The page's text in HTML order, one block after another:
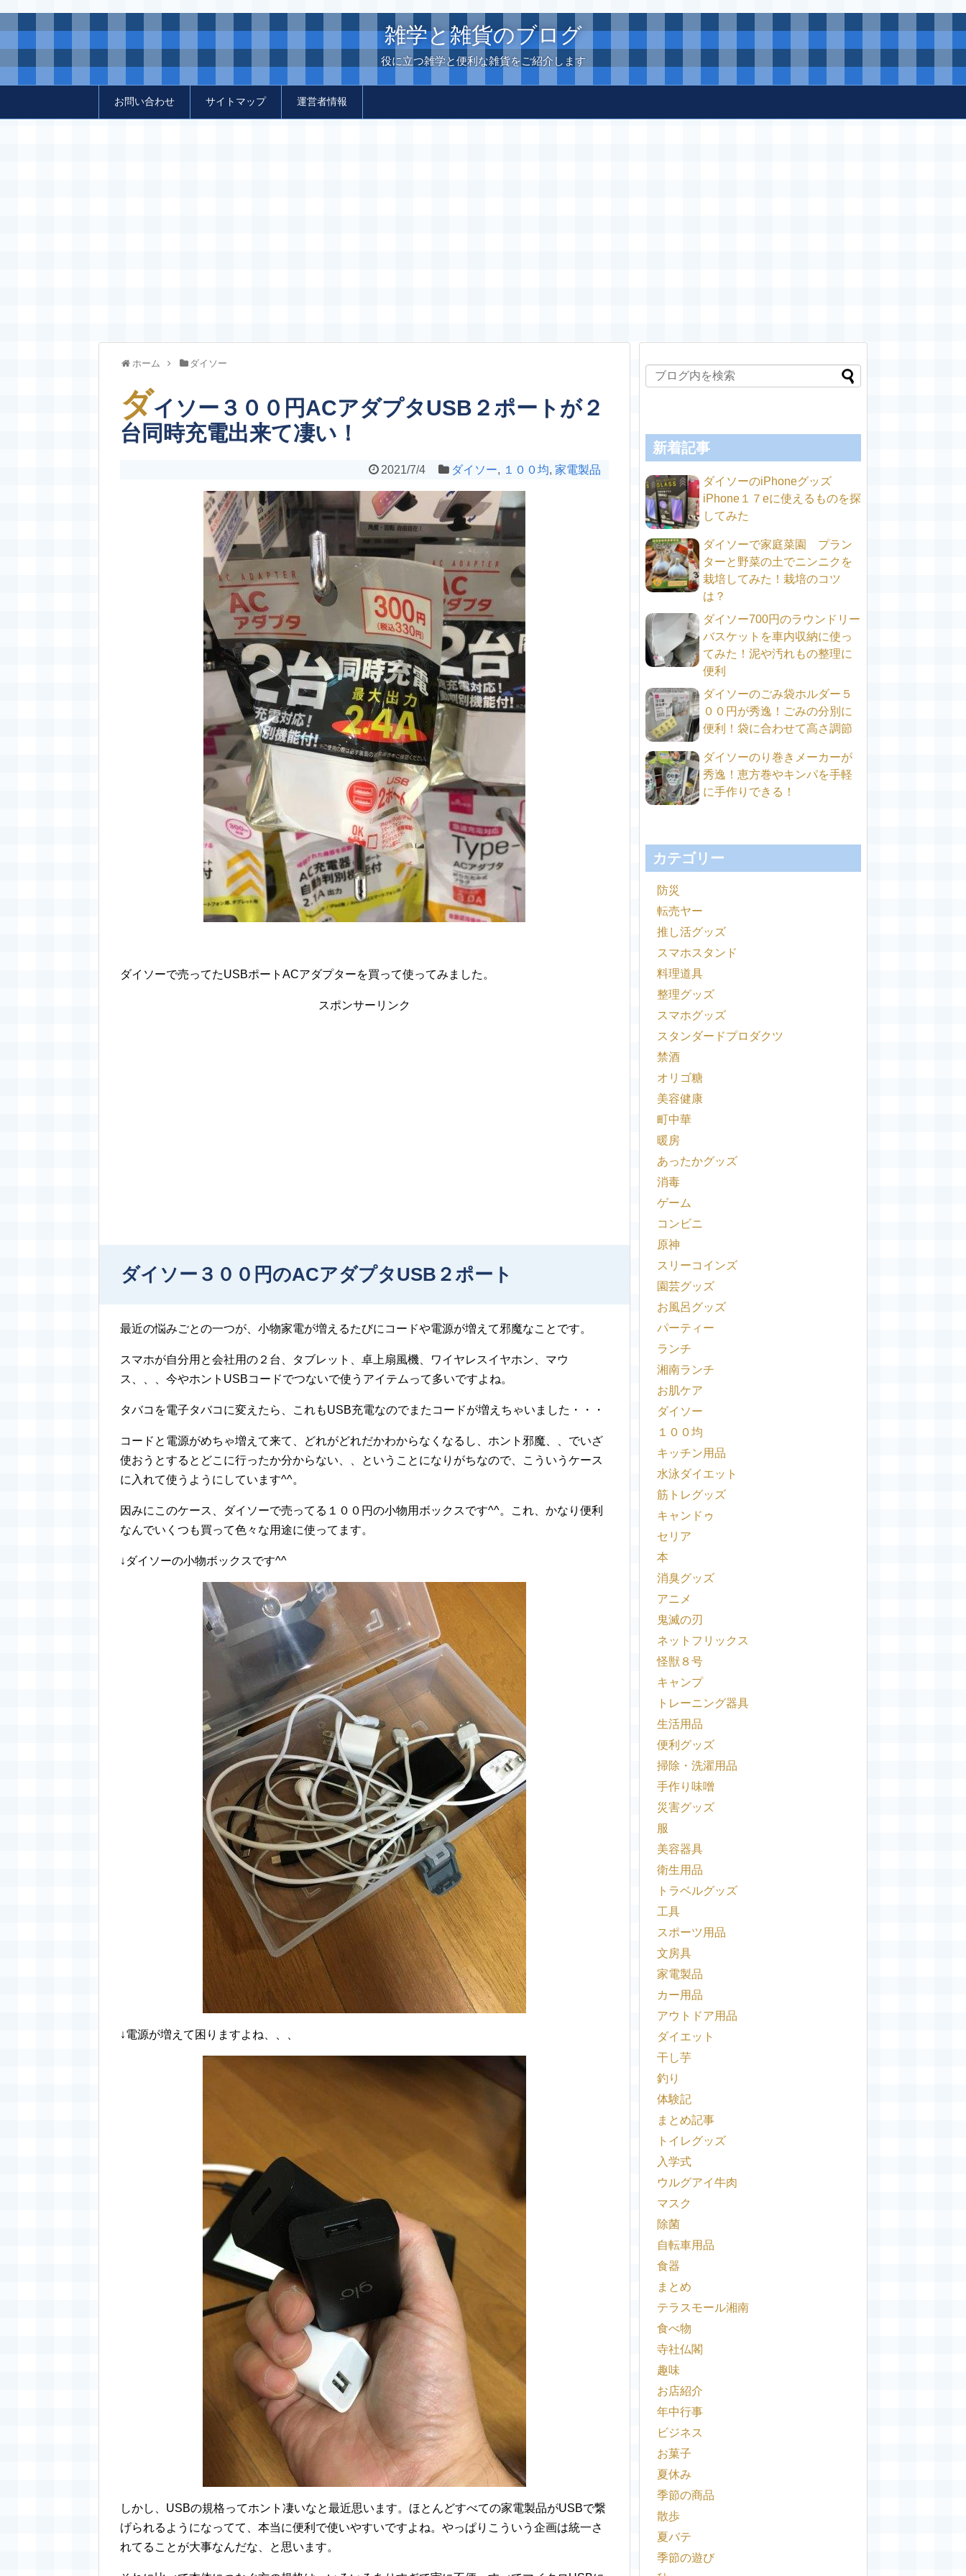
雑学と雑貨のブログ
役に立つ雑学と便利な雑貨をご紹介します
お問い合わせ サイトマップ 運営者情報
ホーム ダイソー
ダイソー３００円ACアダプタUSB２ポートが２
台同時充電出来て凄い！
2021/7/4 ダイソー, １００均, 家電製品
ダイソーで売ってたUSBポートACアダプターを買って使ってみました。
スポンサーリンク
ダイソー３００円のACアダプタUSB２ポート
最近の悩みごとの一つが、小物家電が増えるたびにコードや電源が増えて邪魔なことです。
スマホが自分用と会社用の２台、タブレット、卓上扇風機、ワイヤレスイヤホン、マウ
ス、、、今やホントUSBコードでつないで使うアイテムって多いですよね。
タバコを電子タバコに変えたら、これもUSB充電なのでまたコードが増えちゃいました・・・
コードと電源がめちゃ増えて来て、どれがどれだかわからなくなるし、ホント邪魔、、でいざ
使おうとするとどこに行ったか分からない、、ということになりがちなので、こういうケース
に入れて使うようにしています^^。
因みにこのケース、ダイソーで売ってる１００円の小物用ボックスです^^。これ、かなり便利
なんでいくつも買って色々な用途に使ってます。
↓ダイソーの小物ボックスです^^
↓電源が増えて困りますよね、、、
しかし、USBの規格ってホント凄いなと最近思います。ほとんどすべての家電製品がUSBで繋
げられるようになってて、本当に便利で使いやすいですよね。やっぱりこういう企画は統一さ
れてることが大事なんだな、と思います。
新着記事
ダイソーのiPhoneグッズ
iPhone１７eに使えるものを探
してみた
ダイソーで家庭菜園 プラン
ターと野菜の土でニンニクを
栽培してみた！栽培のコツ
は？
ダイソー700円のラウンドリー
バスケットを車内収納に使っ
てみた！泥や汚れもの整理に
便利
ダイソーのごみ袋ホルダー５
００円が秀逸！ごみの分別に
便利！袋に合わせて高さ調節
ダイソーのり巻きメーカーが
秀逸！恵方巻やキンパを手軽
に手作りできる！
カテゴリー
防災
転売ヤー
推し活グッズ
スマホスタンド
料理道具
整理グッズ
スマホグッズ
スタンダードプロダクツ
禁酒
オリゴ糖
美容健康
町中華
暖房
あったかグッズ
消毒
ゲーム
コンビニ
原神
スリーコインズ
園芸グッズ
お風呂グッズ
パーティー
ランチ
湘南ランチ
お肌ケア
ダイソー
１００均
キッチン用品
水泳ダイエット
筋トレグッズ
キャンドゥ
セリア
本
消臭グッズ
アニメ
鬼滅の刃
ネットフリックス
怪獣８号
キャンプ
トレーニング器具
生活用品
便利グッズ
掃除・洗濯用品
手作り味噌
災害グッズ
服
美容器具
衛生用品
トラベルグッズ
工具
スポーツ用品
文房具
家電製品
カー用品
アウトドア用品
ダイエット
干し芋
釣り
体験記
まとめ記事
トイレグッズ
入学式
ウルグアイ牛肉
マスク
除菌
自転車用品
食器
まとめ
テラスモール湘南
食べ物
寺社仏閣
趣味
お店紹介
年中行事
ビジネス
お菓子
夏休み
季節の商品
散歩
夏バテ
季節の遊び